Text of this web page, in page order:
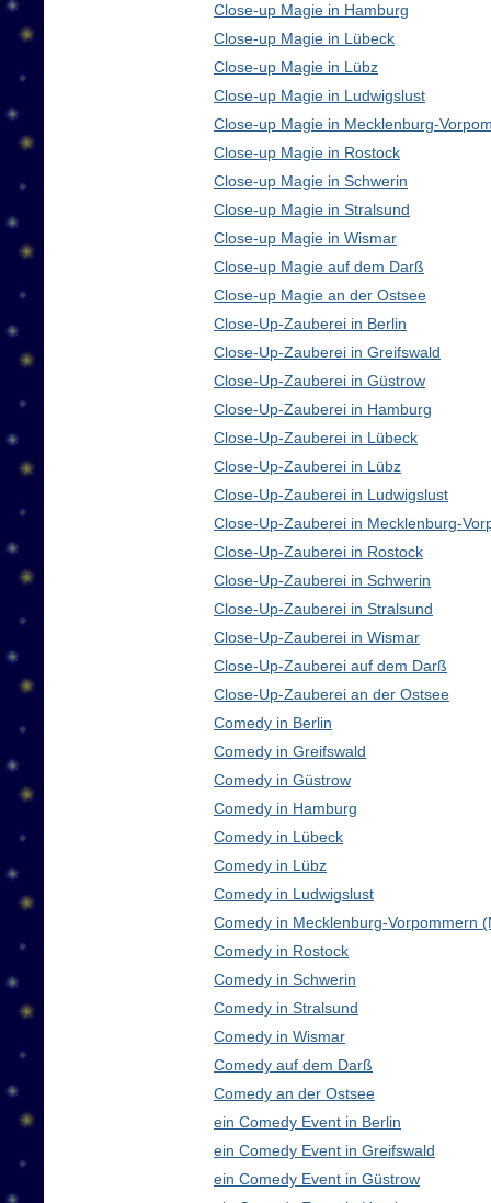
Close-up Magie in Hamburg
Close-up Magie in Lübeck
Close-up Magie in Lübz
Close-up Magie in Ludwigslust
Close-up Magie in Mecklenburg-
Close-up Magie in Rostock
Close-up Magie in Schwerin
Close-up Magie in Stralsund
Close-up Magie in Wismar
Close-up Magie auf dem Darß
Close-up Magie an der Ostsee
Close-Up-Zauberei in Berlin
Close-Up-Zauberei in Greifswald
Close-Up-Zauberei in Güstrow
Close-Up-Zauberei in Hamburg
Close-Up-Zauberei in Lübeck
Close-Up-Zauberei in Lübz
Close-Up-Zauberei in Ludwigslust
Close-Up-Zauberei in Mecklenburg-
Close-Up-Zauberei in Rostock
Close-Up-Zauberei in Schwerin
Close-Up-Zauberei in Stralsund
Close-Up-Zauberei in Wismar
Close-Up-Zauberei auf dem Darß
Close-Up-Zauberei an der Ostsee
Comedy in Berlin
Comedy in Greifswald
Comedy in Güstrow
Comedy in Hamburg
Comedy in Lübeck
Comedy in Lübz
Comedy in Ludwigslust
Comedy in Mecklenburg-Vorpommern
Comedy in Rostock
Comedy in Schwerin
Comedy in Stralsund
Comedy in Wismar
Comedy auf dem Darß
Comedy an der Ostsee
ein Comedy Event in Berlin
ein Comedy Event in Greifswald
ein Comedy Event in Güstrow